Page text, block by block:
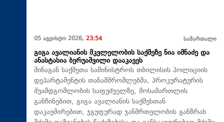
05 აგვისტო 2026, 23:54 სამართალი
გიგა ავალიანის მკვლელობის საქმეზე ნია იმნაძე და
ანასტასია ბერუაშვილი დააკავეს
შინაგან საქმეთა სამინისტროს თბილისის პოლიციის
დეპარტამენტის თანამშრომლებმა, პროკურატურის
შუამდგომლობის საფუძველზე, მოსამართლის
განჩინებით, გიგა ავალიანის საქმესთან
დაკავშირებით, ჯგუფურად ჯანმრთელობის განზრახ